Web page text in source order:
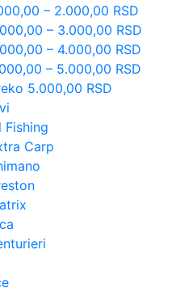
– 2.000,00 RSD
– 3.000,00 RSD
– 4.000,00 RSD
– 5.000,00 RSD
5.000,00 RSD
Fishing
Carp